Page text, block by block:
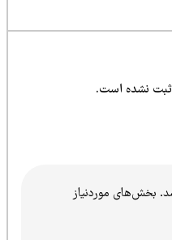
است.
موردنیاز